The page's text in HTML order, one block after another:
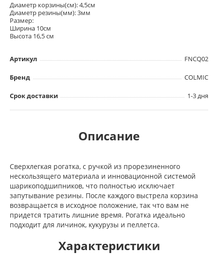
Диаметр корзины(см): 4,5см
Диаметр резины(мм): 3мм
Размер:
Ширина 10см
Высота 16,5 см
Артикул FNCQ02
Бренд COLMIC
Срок доставки 1-3 дня
Описание
Сверхлегкая рогатка, с ручкой из ​​прорезиненного
нескользящего материала и инновационной системой
шарикоподшипников, что полностью исключает
запутывание резины. После каждого выстрела корзина
возвращается в исходное положение, так что вам не
придется тратить лишние время. Рогатка идеально
подходит для личинок, кукурузы и пеллетса.
Характеристики